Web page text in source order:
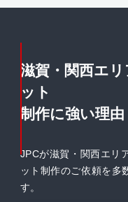
滋賀・関西エ
ット
制作に強い理由
JPCが滋賀・関西エリ
ット制作のご依頼を多
す。